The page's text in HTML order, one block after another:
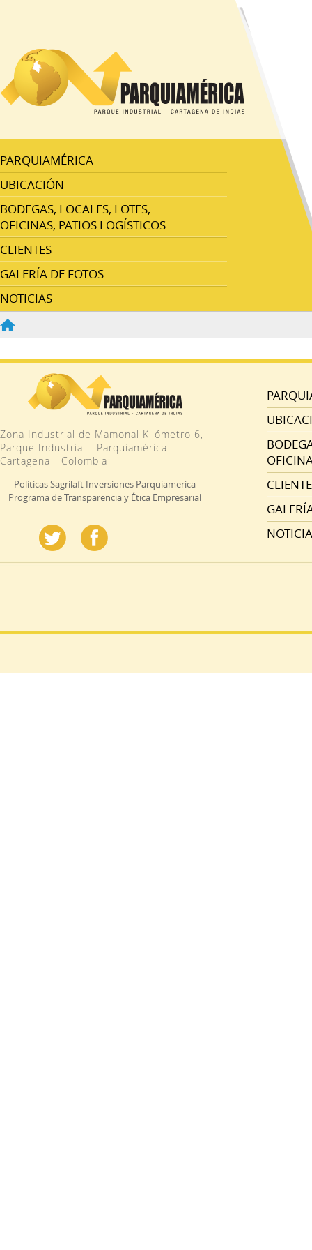
PARQUIAMÉRICA
UBICACIÓN
BODEGAS, LOCALES, LOTES,
OFICINAS, PATIOS LOGÍSTICOS
CLIENTES
GALERÍA DE FOTOS
NOTICIAS
Zona Industrial de Mamonal Kilómetro 6,
Parque Industrial - Parquiamérica
Cartagena - Colombia
Políticas Sagrilaft Inversiones Parquiamerica
Programa de Transparencia y Ética Empresarial